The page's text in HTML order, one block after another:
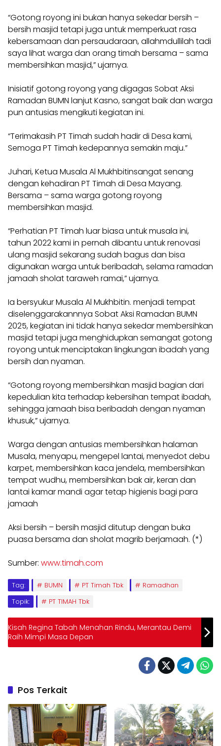
“Gotong royong ini bukan hanya sekedar bersih –
bersih masjid tetapi juga untuk memperkuat rasa
kebersamaan dan persaudaraan, allahmdullilah tadi
saya lihat warga dan orang timah bersama – sama
membersihkan masjid,” ujarnya.
Inisiatif gotong royong yang digagas Sobat Aksi
Ramadan BUMN lanjut Kasno, sangat baik dan warga
pun antusias mengikuti kegiatan ini.
“Terimakasih PT Timah sudah hadir di Desa kami,
Semoga PT Timah kedepannya semakin maju.”
Juhari, Ketua Musala Al Mukhbitinsangat senang
dengan kehadiran PT Timah di Desa Mayang.
Bersama – sama warga gotong royong
membersihkan masjid.
“Perhatian PT Timah luar biasa untuk musala ini,
tahun 2022 kami in pernah dibantu untuk renovasi
ulang masjid sekarang sudah bagus dan bisa
digunakan warga untuk beribadah, selama ramadan
jamaah sholat taraweh ramai,” ujarnya.
Ia bersyukur Musala Al Mukhbitin. menjadi tempat
diselenggarakannnya Sobat Aksi Ramadan BUMN
2025, kegiatan ini tidak hanya sekedar membersihkan
masjid tetapi juga menghidupkan semangat gotong
royong untuk menciptakan lingkungan ibadah yang
bersih dan nyaman.
“Gotong royong membersihkan masjid bagian dari
kepedulian kita terhadap kebersihan tempat ibadah,
sehingga jamaah bisa beribadah dengan nyaman
khusuk,” ujarnya.
Warga dengan antusias membersihkan halaman
Musala, menyapu, mengepel lantai, menyedot debu
karpet, membersihkan kaca jendela, membersihkan
tempat wudhu, membersihkan bak air, keran dan
lantai kamar mandi agar tetap higienis bagi para
jamaah
Aksi bersih – bersih masjid ditutup dengan buka
puasa bersama dan sholat magrib berjamaah. (*)
Sumber: www.timah.com
Tag: BUMN PT Timah Tbk
Ramadhan
Topik:
PT TIMAH Tbk
Kisah Regina Tabah Menahan Rindu, Merantau Demi
Raih Mimpi Masa Depan
Pos Terkait